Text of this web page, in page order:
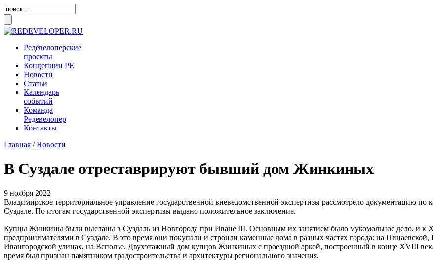
Редевелоперские
проекты
Концепции РЕ
Новости
Статьи
Календарь
событий
Команда
Редевелопер
Контакты
Главная /Новости
В Суздале отреставрируют бывший дом Жинкиных
9 ноября 2022
Владимирское территориальное управление государственной вневедомственной экспертизы рассмотрело документацию
Суздале. По итогам государственной экспертизы выдано положительное заключение.
Купцы Жинкины были высланы в Суздаль из Новгорода при Иване III. Основным их занятием было мукомольное дело, и к
предпринимателями в Суздале. В это время они покупали и строили каменные дома в разных частях города: на
Ивангородской улицах, на Всполье. Двухэтажный дом купцов Жинкиных с проездной аркой, построенный в конце XVIII
время был признан памятником градостроительства и архитектуры регионального значения.